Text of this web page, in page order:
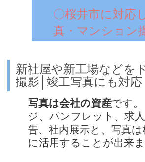
〇桜井市に対応
真・マンション
新社屋や新工場などを
撮影│竣工写真にも対応
写真は会社の資産です
ジ、パンフレット、求
告、社内展示と、写真
に活用することが出来ま